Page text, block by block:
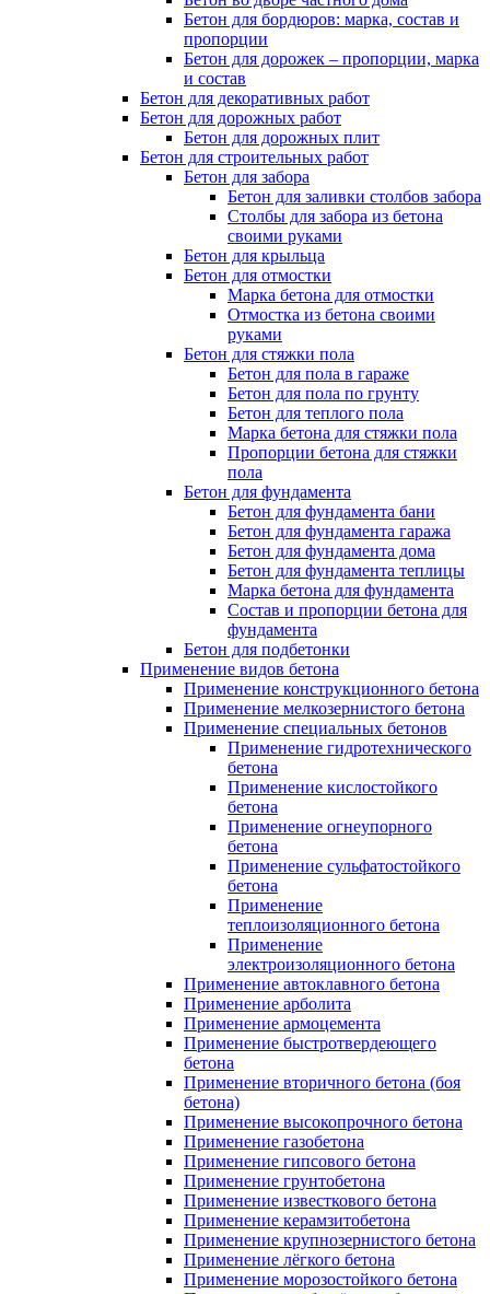
Бетон для бордюров: марка, состав и
пропорции
Бетон для дорожек – пропорции, марка
и состав
Бетон для декоративных работ
Бетон для дорожных работ
Бетон для дорожных плит
Бетон для строительных работ
Бетон для забора
Бетон для заливки столбов забора
Столбы для забора из бетона
своими руками
Бетон для крыльца
Бетон для отмостки
Марка бетона для отмостки
Отмостка из бетона своими
руками
Бетон для стяжки пола
Бетон для пола в гараже
Бетон для пола по грунту
Бетон для теплого пола
Марка бетона для стяжки пола
Пропорции бетона для стяжки
пола
Бетон для фундамента
Бетон для фундамента бани
Бетон для фундамента гаража
Бетон для фундамента дома
Бетон для фундамента теплицы
Марка бетона для фундамента
Состав и пропорции бетона для
фундамента
Бетон для подбетонки
Применение видов бетона
Применение конструкционного бетона
Применение мелкозернистого бетона
Применение специальных бетонов
Применение гидротехнического
бетона
Применение кислостойкого
бетона
Применение огнеупорного
бетона
Применение сульфатостойкого
бетона
Применение
теплоизоляционного бетона
Применение
электроизоляционного бетона
Применение автоклавного бетона
Применение арболита
Применение армоцемента
Применение быстротвердеющего
бетона
Применение вторичного бетона (боя
бетона)
Применение высокопрочного бетона
Применение газобетона
Применение гипсового бетона
Применение грунтобетона
Применение известкового бетона
Применение керамзитобетона
Применение крупнозернистого бетона
Применение лёгкого бетона
Применение морозостойкого бетона